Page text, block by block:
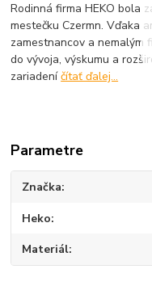
Rodinná firma HEKO bola
mestečku Czermn. Vďaka
zamestnancov a nemalým
do vývoja, výskumu a
zariadeníčítať ďalej...
Parametre
Značka
Heko
Materiál